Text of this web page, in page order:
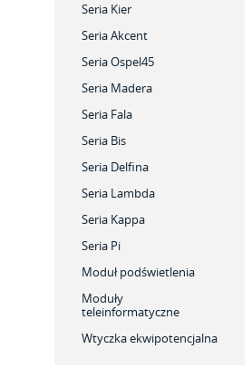
Seria Kier
Seria Akcent
Seria Ospel45
Seria Madera
Seria Fala
Seria Bis
Seria Delfina
Seria Lambda
Seria Kappa
Seria Pi
Moduł podświetlenia
Moduły
teleinformatyczne
Wtyczka ekwipotencjalna